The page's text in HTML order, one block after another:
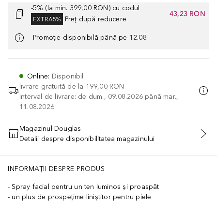
-5% (la min. 399,00 RON) cu codul
EXTRA5% Preț după reducere
43,23 RON
Promoție disponibilă până pe 12.08
Online: Disponibil
livrare gratuită de la 199,00 RON
Interval de livrare: de dum., 09.08.2026 până mar.,
11.08.2026
ADĂUGAȚI ÎN COŞ
Magazinul Douglas
Detalii despre disponibilitatea magazinului
INFORMAȚII DESPRE PRODUS
Spray facial pentru un ten luminos și proaspăt
un plus de prospețime liniștitor pentru piele